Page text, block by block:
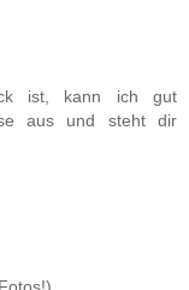
ist, kann ich gut
aus und steht dir